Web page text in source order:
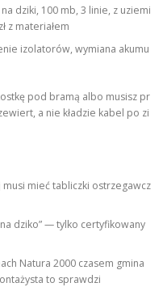
dziki, 100 mb, 3 linie, z uziemi
z materiałem
izolatorów, wymiana akumu
pod bramą albo musisz pr
a nie kładzie kabel po zi
mieć tabliczki ostrzegawcz
dziko” — tylko certyfikowany
Natura 2000 czasem gmina
to sprawdzi